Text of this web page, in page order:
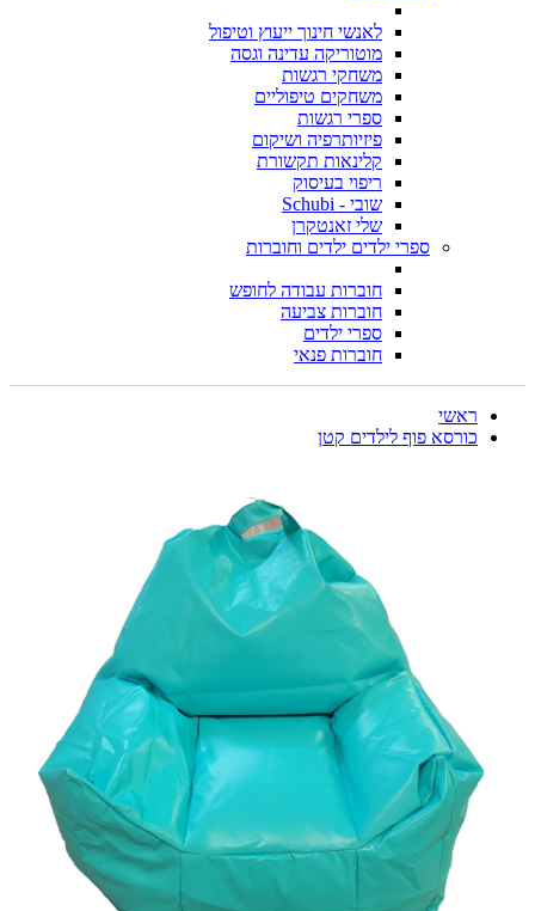
לאנשי חינוך ייעוץ וטיפול
מוטוריקה עדינה וגסה
משחקי רגשות
משחקים טיפוליים
ספרי רגשות
פיזיותרפיה ושיקום
קלינאות תקשורת
ריפוי בעיסוק
שובי - Schubi
שלי זאנטקרן
ספרי ילדים ילדים וחוברות
חוברות עבודה לחופש
חוברות צביעה
ספרי ילדים
חוברות פנאי
ראשי
כורסא פוף לילדים קטן